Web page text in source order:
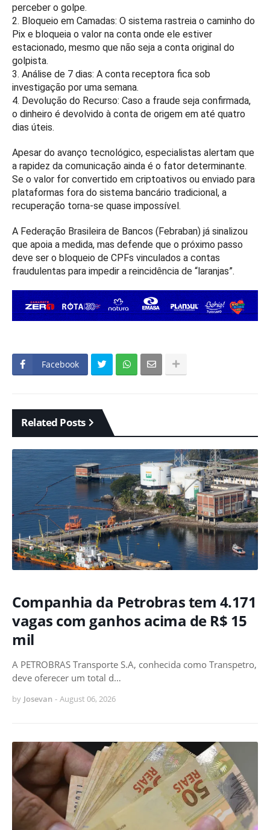
perceber o golpe.
2. Bloqueio em Camadas: O sistema rastreia o caminho do
Pix e bloqueia o valor na conta onde ele estiver
estacionado, mesmo que não seja a conta original do
golpista.
3. Análise de 7 dias: A conta receptora fica sob
investigação por uma semana.
4. Devolução do Recurso: Caso a fraude seja confirmada,
o dinheiro é devolvido à conta de origem em até quatro
dias úteis.
Apesar do avanço tecnológico, especialistas alertam que
a rapidez da comunicação ainda é o fator determinante.
Se o valor for convertido em criptoativos ou enviado para
plataformas fora do sistema bancário tradicional, a
recuperação torna-se quase impossível.
A Federação Brasileira de Bancos (Febraban) já sinalizou
que apoia a medida, mas defende que o próximo passo
deve ser o bloqueio de CPFs vinculados a contas
fraudulentas para impedir a reincidência de “laranjas”.
Facebook
Related Posts
Companhia da Petrobras tem 4.171
vagas com ganhos acima de R$ 15
mil
A PETROBRAS Transporte S.A, conhecida como Transpetro,
deve oferecer um total d…
by Josevan - August 06, 2026